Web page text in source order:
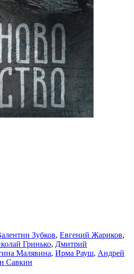
Зубков, Евгений Жариков,
Гринько, Дмитрий
Малявина, Ирма Рауш, Андрей
Савкин